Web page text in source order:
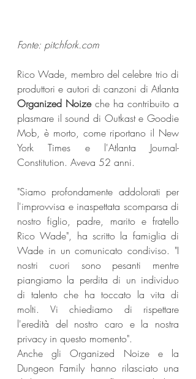
Fonte: pitchfork.com
Rico Wade, membro del celebre trio di
Organized Noize che ha contribuito a
plasmare il sound di Outkast e Goodie
Mob, è morto, come riportano il New
York Times e l'Atlanta Journal-
Constitution. Aveva 52 anni.
"Siamo profondamente addolorati per
l'improvvisa e inaspettata scomparsa di
nostro figlio, padre, marito e fratello
Rico Wade", ha scritto la famiglia di
Wade in un comunicato condiviso. "I
nostri cuori sono pesanti mentre
piangiamo la perdita di un individuo
di talento che ha toccato la vita di
molti. Vi chiediamo di rispettare
l'eredità del nostro caro e la nostra
privacy in questo momento".
Anche gli Organized Noize e la
Dungeon Family hanno rilasciato una